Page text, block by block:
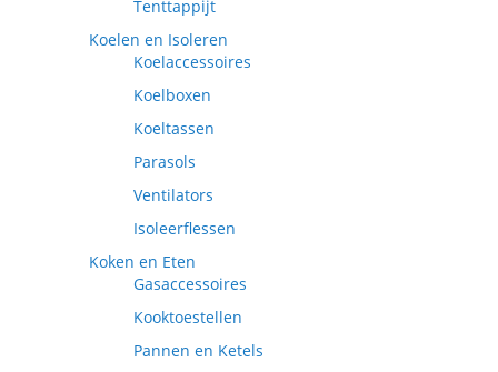
Tenttappijt
Koelen en Isoleren
Koelaccessoires
Koelboxen
Koeltassen
Parasols
Ventilators
Isoleerflessen
Koken en Eten
Gasaccessoires
Kooktoestellen
Pannen en Ketels